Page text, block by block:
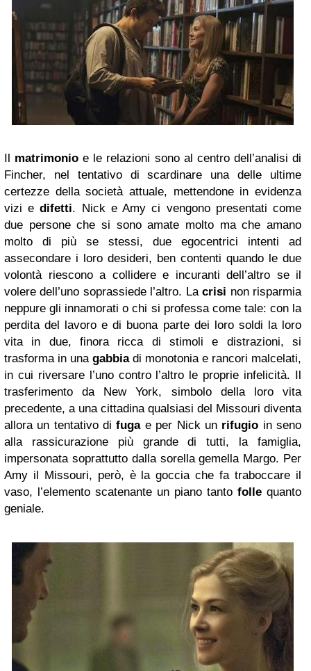
matrimonio e le relazioni sono al centro dell’analisi di
Fincher, nel tentativo di scardinare una delle ultime
certezze della società attuale, mettendone in evidenza
vizi edifetti. Nick e Amy ci vengono presentati come
due persone che si sono amate molto ma che amano
molto di più se stessi, due egocentrici intenti ad
assecondare i loro desideri, ben contenti quando le due
volontà riescono a collidere e incuranti dell’altro se il
volere dell’uno soprassiede l’altro. Lacrisi non risparmia
neppure gli innamorati o chi si professa come tale: con la
perdita del lavoro e di buona parte dei loro soldi la loro
vita in due, finora ricca di stimoli e distrazioni, si
trasforma in una gabbiadi monotonia e rancori malcelati,
in cui riversare l’uno contro l’altro le proprie infelicità. Il
trasferimento da New York, simbolo della loro vita
precedente, a una cittadina qualsiasi del Missouri diventa
allora un tentativo difuga e per Nick un rifugio in seno
alla rassicurazione più grande di tutti, la famiglia,
impersonata soprattutto dalla sorella gemella Margo. Per
Amy il Missouri, però, è la goccia che fa traboccare il
vaso, l’elemento scatenante un piano tanto folle quanto
geniale.